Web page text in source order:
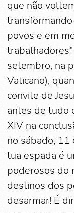
que não
povos e em
setembro, na
Vaticano),
convite de
antes de tudo
XIV na
no sábado,
tua espada é
poderosos do
destinos dos
desarmar! É